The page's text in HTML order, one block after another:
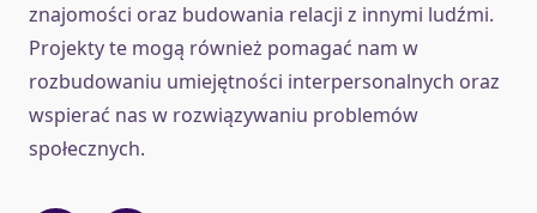
znajomości oraz budowania relacji z innymi ludźmi.
Projekty te mogą również pomagać nam w
rozbudowaniu umiejętności interpersonalnych oraz
wspierać nas w rozwiązywaniu problemów
społecznych.